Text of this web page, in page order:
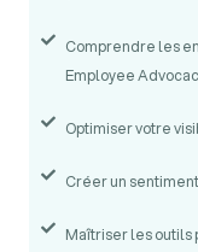
Comprendre les
Employee
Optimiser votre
Créer un
Maîtriser les outils